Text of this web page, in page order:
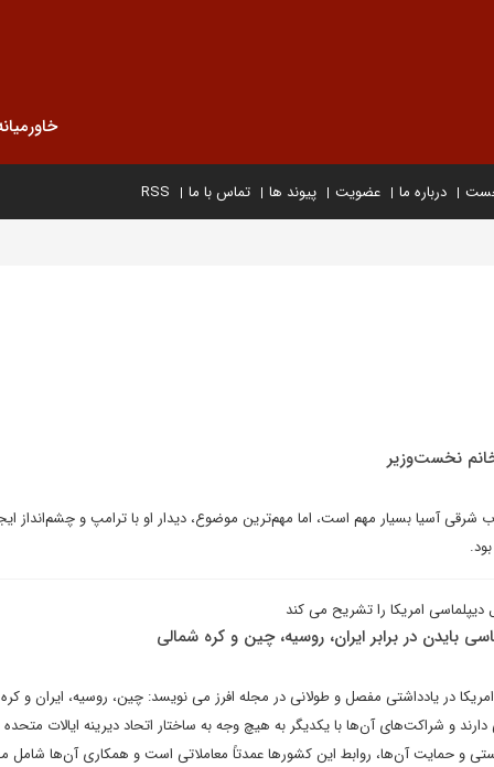
درباره ما عضویت پیوند ها تماس با ما RSS
نخست‌وزیر
شرقی آسیا بسیار مهم است، اما مهم‌ترین موضوع، دیدار او با ترامپ و چشم‌انداز
دیپلماسی امریکا را تشریح می کند
بایدن در برابر ایران، روسیه، چین و کره شمالی
امریکا در یادداشتی مفصل و طولانی در مجله افرز می نویسد: چین، روسیه، ایران و
و شراکت‌های آن‌ها با یکدیگر به هیچ وجه به ساختار اتحاد دیرینه ایالات
و حمایت آن‌ها، روابط این کشورها عمدتاً معاملاتی است و همکاری آن‌ها شامل